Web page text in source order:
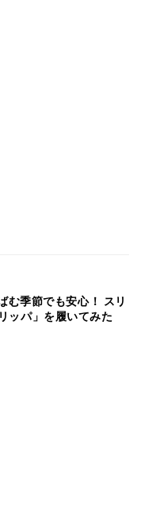
む季節でも安心！ スリ
ッパ」を履いてみた